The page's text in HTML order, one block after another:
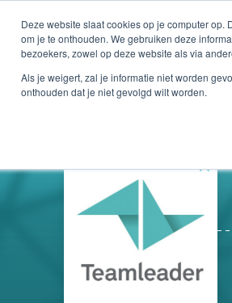
Deze website slaat cookies op je computer
om je te onthouden. We gebruiken deze
bezoekers, zowel op deze website als via
Als je weigert, zal je informatie niet worden
onthouden dat je niet gevolgd wilt worden.